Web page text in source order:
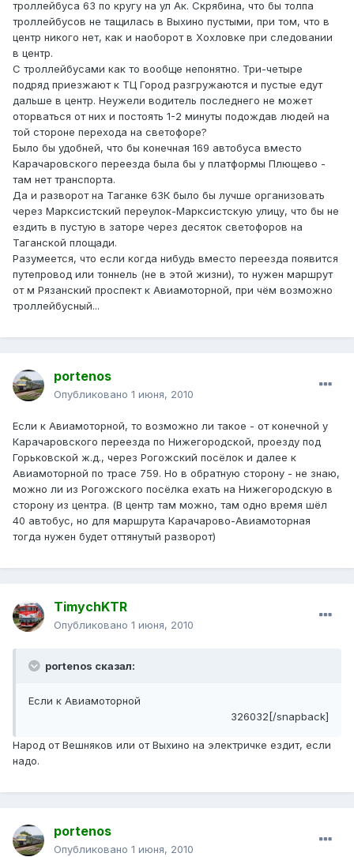
троллейбуса 63 по кругу на ул Ак. Скрябина, что бы толпа
троллейбусов не тащилась в Выхино пустыми, при том, что в
центр никого нет, как и наоборот в Хохловке при следовании
в центр.
С троллейбусами как то вообще непонятно. Три-четыре
подряд приезжают к ТЦ Город разгружаются и пустые едут
дальше в центр. Неужели водитель последнего не может
оторваться от них и постоять 1-2 минуты подождав людей на
той стороне перехода на светофоре?
Было бы удобней, что бы конечная 169 автобуса вместо
Карачаровского переезда была бы у платформы Плющево -
там нет транспорта.
Да и разворот на Таганке 63К было бы лучше организовать
через Марксистский переулок-Марксистскую улицу, что бы не
ездить в пустую в заторе через десяток светофоров на
Таганской площади.
Разумеется, что если когда нибудь вместо переезда появится
путепровод или тоннель (не в этой жизни), то нужен маршрут
от м Рязанский проспект к Авиамоторной, при чём возможно
троллейбусный...
portenos
Опубликовано 1 июня, 2010
Если к Авиамоторной, то возможно ли такое - от конечной у
Карачаровского переезда по Нижегородской, проезду под
Горьковской ж.д., через Рогожский посёлок и далее к
Авиамоторной по трасе 759. Но в обратную сторону - не знаю,
можно ли из Рогожского посёлка ехать на Нижегородскую в
сторону из центра. (В центр там можно, там одно время шёл
40 автобус, но для маршрута Карачарово-Авиамоторная
тогда нужен будет оттянутый разворот)
TimychKTR
Опубликовано 1 июня, 2010
portenos сказал:
Если к Авиамоторной
326032[/snapback]
Народ от Вешняков или от Выхино на электричке ездит, если
надо.
portenos
Опубликовано 1 июня, 2010